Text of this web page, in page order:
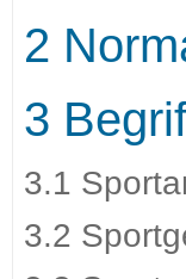
2
3
3.1
3.2